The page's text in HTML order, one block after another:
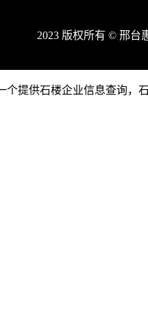
2023 版权所有 © 邢
个提供石楼企业信息查询